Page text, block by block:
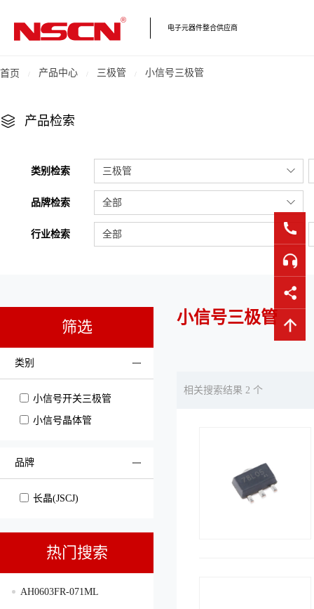
电子元器件整合供应商
首页 产品中心 三极管 小信号三极管
产品检索
类别检索 三极管
品牌检索 全部
行业检索 全部
筛选
类别
小信号开关三极管
小信号晶体管
品牌
长晶(JSCJ)
热门搜索
AH0603FR-071ML
小信号三极管
相关搜索结果 2 个